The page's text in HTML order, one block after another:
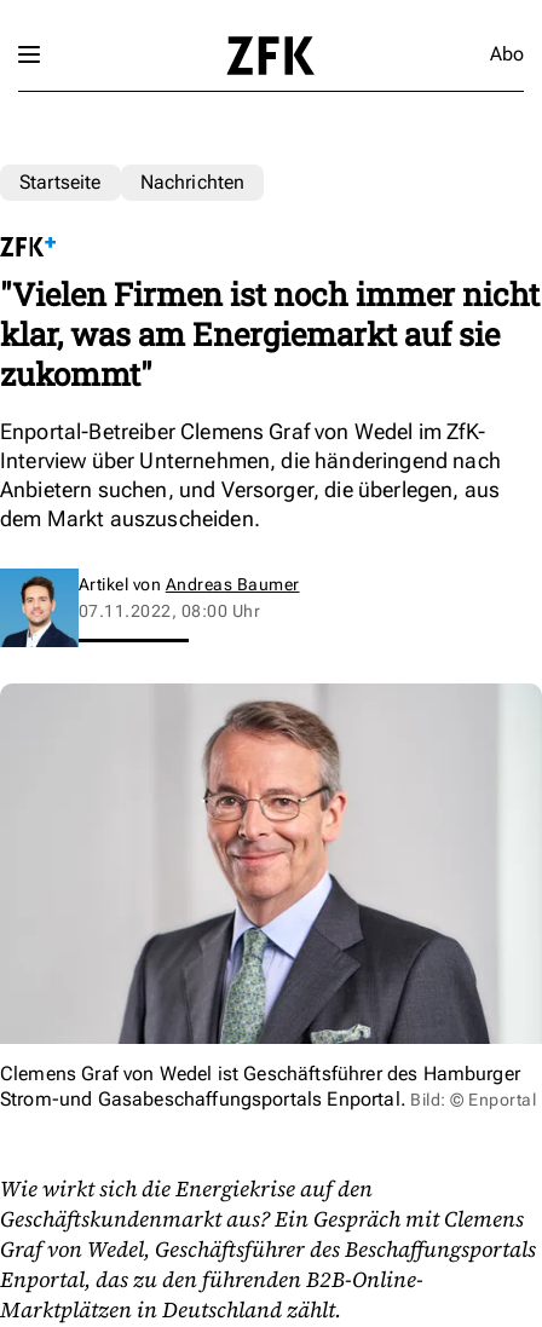
Abo
Startseite Nachrichten
"Vielen Firmen ist noch immer nicht
klar, was am Energiemarkt auf sie
zukommt"
Enportal-Betreiber Clemens Graf von Wedel im ZfK-
Interview über Unternehmen, die händeringend nach
Anbietern suchen, und Versorger, die überlegen, aus
dem Markt auszuscheiden.
Artikel von Andreas Baumer
07.11.2022, 08:00 Uhr
Clemens Graf von Wedel ist Geschäftsführer des Hamburger
Strom-und Gasabeschaffungsportals Enportal. Bild: © Enportal
Wie wirkt sich die Energiekrise auf den
Geschäftskundenmarkt aus? Ein Gespräch mit Clemens
Graf von Wedel, Geschäftsführer des Beschaffungsportals
Enportal, das zu den führenden B2B-Online-
Marktplätzen in Deutschland zählt.